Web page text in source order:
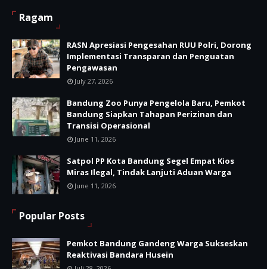
Ragam
RASN Apresiasi Pengesahan RUU Polri, Dorong
Implementasi Transparan dan Penguatan
Pengawasan
July 27, 2026
Bandung Zoo Punya Pengelola Baru, Pemkot
Bandung Siapkan Tahapan Perizinan dan
Transisi Operasional
June 11, 2026
Satpol PP Kota Bandung Segel Empat Kios
Miras Ilegal, Tindak Lanjuti Aduan Warga
June 11, 2026
Popular Posts
Pemkot Bandung Gandeng Warga Sukseskan
Reaktivasi Bandara Husein